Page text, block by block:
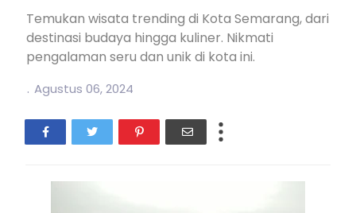
Temukan wisata trending di Kota Semarang, dari
destinasi budaya hingga kuliner. Nikmati
pengalaman seru dan unik di kota ini.
. Agustus 06, 2024